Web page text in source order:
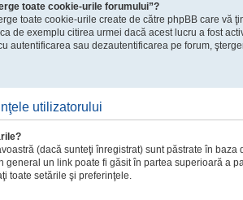
toate cookie-urile forumului”?
toate cookie-urile create de către phpBB care vă
de exemplu citirea urmei dacă acest lucru a fost
autentificarea sau dezautentificarea pe forum,
utilizatorului
(dacă sunteţi înregistrat) sunt păstrate în baza
general un link poate fi găsit în partea superioară a
toate setările şi preferinţele.